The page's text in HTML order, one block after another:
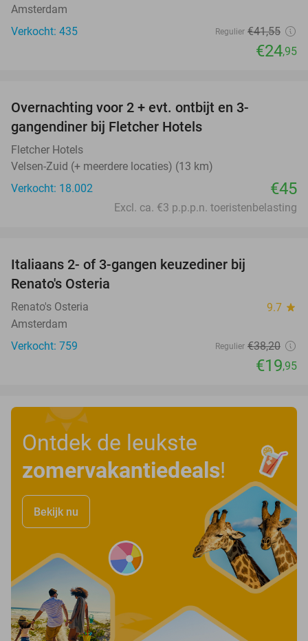
Amsterdam
Verkocht: 435
Regulier €41,55
€24,95
Overnachting voor 2 + evt. ontbijt en 3-
gangendiner bij Fletcher Hotels
Fletcher Hotels
Velsen-Zuid (+ meerdere locaties) (13 km)
Verkocht: 18.002
€45
Excl. ca. €3 p.p.p.n. toeristenbelasting
Italiaans 2- of 3-gangen keuzediner bij
Renato's Osteria
Renato's Osteria 9.7 star
Amsterdam
Verkocht: 759
Regulier €38,20
€19,95
Ontdek de leukste
zomervakantiedeals!
Bekijk nu